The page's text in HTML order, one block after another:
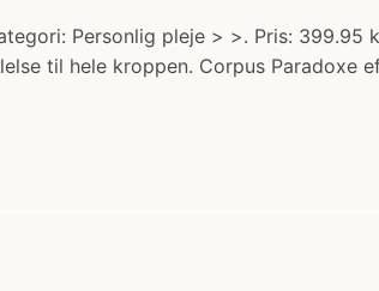
Personlig pleje > >. Pris: 399.95
til hele kroppen. Corpus Paradoxe